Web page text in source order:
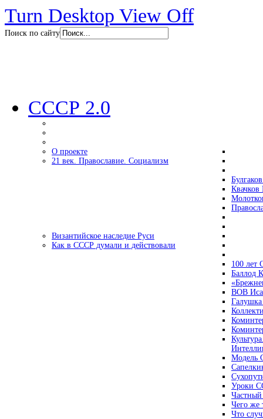
Turn Desktop View Off
Поиск по сайту
СССР 2.0
О проекте
21 век. Православие. Социализм
Византийское наследие Руси
Как в СССР думали и действовали
100 лет
Баллод
ВОВ
Модель
Уроки
Чего же
Что